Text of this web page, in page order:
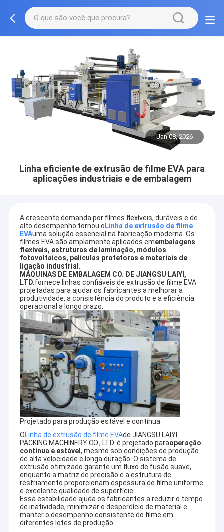
Jan 08, 2026
Linha eficiente de extrusão de filme EVA para
aplicações industriais e de embalagem
A crescente demanda por filmes flexíveis, duráveis ​​e de
alto desempenho tornou o Linha de extrusão de filme
EVAuma solução essencial na fabricação moderna. Os
filmes EVA são amplamente aplicados emembalagens
flexíveis, estruturas de laminação, módulos
fotovoltaicos, películas protetoras e materiais de
ligação industrial .
MÁQUINAS DE EMBALAGEM CO. DE JIANGSU LAIYI,
LTD.fornece linhas confiáveis ​​de extrusão de filme EVA
projetadas para ajudar os fabricantes a melhorar a
produtividade, a consistência do produto e a eficiência
operacional a longo prazo.
Projetado para produção estável e contínua
OLinha de extrusão de filme EVAde JIANGSU LAIYI
PACKING MACHINERY CO., LTD. é projetado paraoperação
contínua e estável , mesmo sob condições de produção
de alta velocidade e longa duração. O sistema de
extrusão otimizado garante um fluxo de fusão suave,
enquanto a matriz de precisão e a estrutura de
resfriamento proporcionam espessura de filme uniforme
e excelente qualidade de superfície.
Essa estabilidade ajuda os fabricantes a reduzir o tempo
de inatividade, minimizar o desperdício de material e
manter o desempenho consistente do filme em
diferentes lotes de produção.